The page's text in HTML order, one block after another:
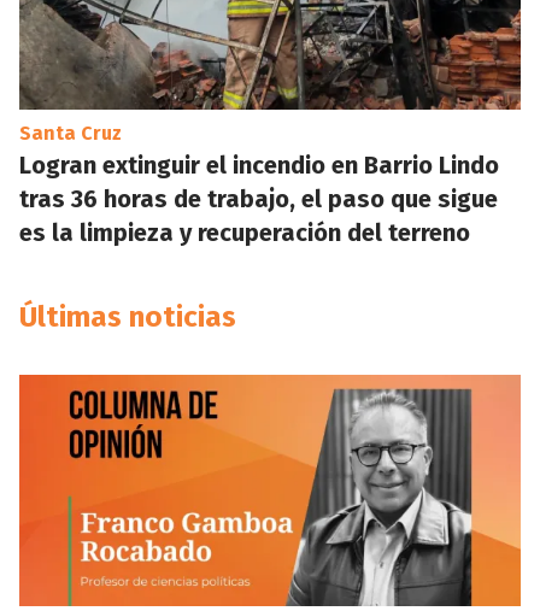
Santa Cruz
Logran extinguir el incendio en Barrio Lindo
tras 36 horas de trabajo, el paso que sigue
es la limpieza y recuperación del terreno
Últimas noticias